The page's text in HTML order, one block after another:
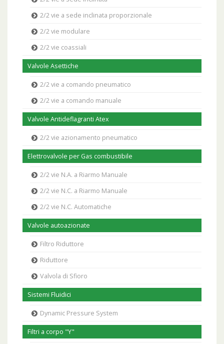
2/2 vie a sede inclinata proporzionale
2/2 vie modulare
2/2 vie coassiali
Valvole Asettiche
2/2 vie a comando pneumatico
2/2 vie a comando manuale
Valvole Antideflagranti Atex
2/2 vie azionamento pneumatico
Elettrovalvole per Gas combustibile
2/2 vie N.A. a Riarmo Manuale
2/2 vie N.C. a Riarmo Manuale
2/2 vie N.C. Automatiche
Valvole autoazionate
Filtro Riduttore
Riduttore
Valvola di Sfioro
Sistemi Fluidici
Dynamic Pressure System
Filtri a corpo "Y"